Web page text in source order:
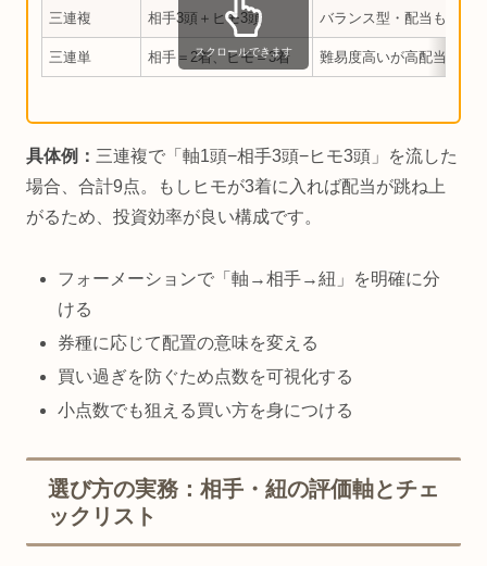
三連複 相手3頭＋ヒモ3頭 バランス型・配当も高め
三連単 相手＝2着、ヒモ＝3着 難易度高いが高配当
スクロールできます
具体例： 三連複で「軸1頭−相手3頭−ヒモ3頭」を流した
場合、合計9点。もしヒモが3着に入れば配当が跳ね上
がるため、投資効率が良い構成です。
フォーメーションで「軸→相手→紐」を明確に分
ける
券種に応じて配置の意味を変える
買い過ぎを防ぐため点数を可視化する
小点数でも狙える買い方を身につける
選び方の実務：相手・紐の評価軸とチェ
ックリスト